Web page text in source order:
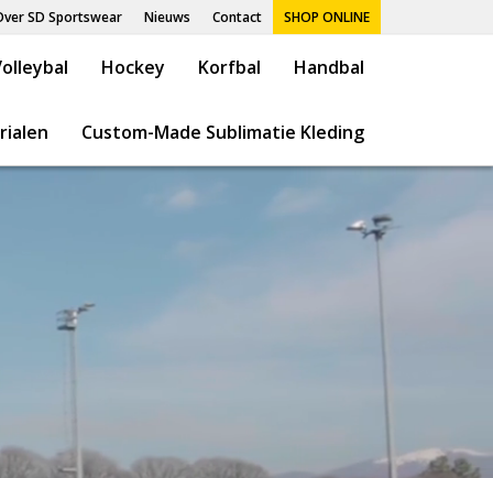
SD Sportswear Nieuws Contact SHOP ONLINE
Hockey Korfbal Handbal
Custom-Made Sublimatie Kleding